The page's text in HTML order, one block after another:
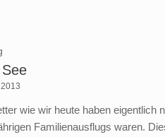
wie wir heute haben eigentlich
Familienausflugs waren.